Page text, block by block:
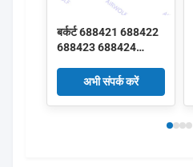
बर्कर्ट 688421 688422
688423 688424
2030A 2030 सोलेनोइड
वाल्व मरम्मत किट
अभी संपर्क करें